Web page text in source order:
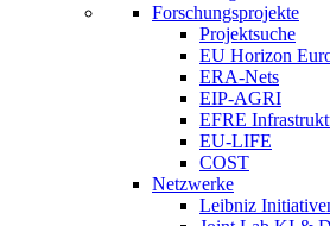
Forschungsprojekte
Projektsuche
EU Horizon
ERA-Nets
EIP-AGRI
EFRE
EU-LIFE
COST
Netzwerke
Leibniz